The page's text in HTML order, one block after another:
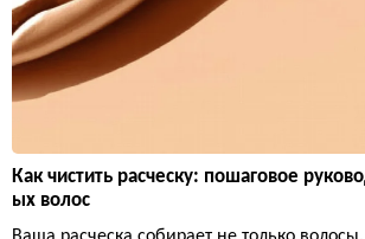
Как чистить расческу: пошаговое
ых волос